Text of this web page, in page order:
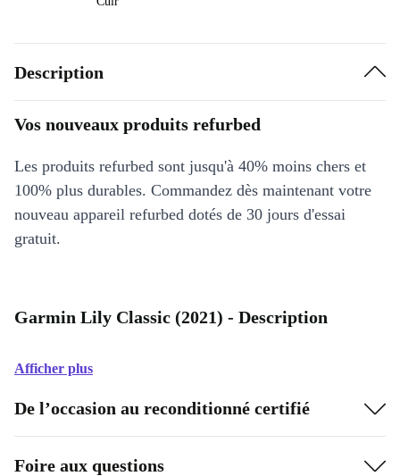
Description
Vos nouveaux produits refurbed
Les produits refurbed sont jusqu'à 40% moins chers et
100% plus durables. Commandez dès maintenant votre
nouveau appareil refurbed dotés de 30 jours d'essai
gratuit.
Garmin Lily Classic (2021) - Description
Afficher plus
De l’occasion au reconditionné certifié
Foire aux questions